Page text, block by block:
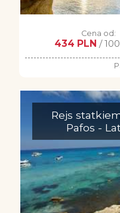
Cena od:
434 PLN /
Rejs
Pafos -